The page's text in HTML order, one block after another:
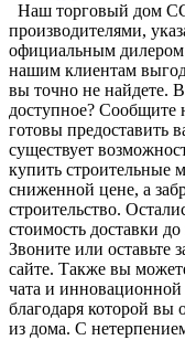
Наш торговый дом
производителями,
официальным дилером
нашим клиентам
вы точно не найдете.
доступное?
готовы предоставить
существует
купить строительные
сниженной цене, а
строительство.
стоимость доставки
Звоните или оставьте
сайте. Также вы
чата и
благодаря которой
из дома. С